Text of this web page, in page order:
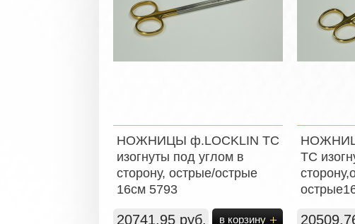
НОЖНИЦЫ ф.LOCKLIN ТС
изогнуты под углом в
сторону, острые/острые
16см 5793
20741.95 руб. в корзину
ТС